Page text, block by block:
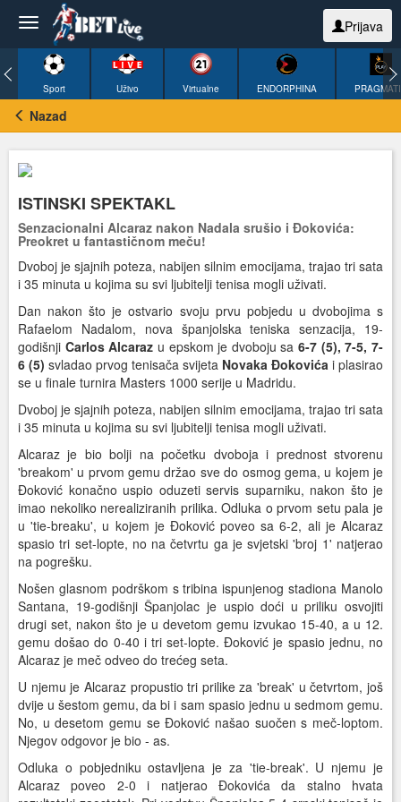
Prijava
Sport Uživo Virtualne ENDORPHINA
Nazad
ISTINSKI SPEKTAKL
Senzacionalni Alcaraz nakon Nadala srušio i Đokovića:
Preokret u fantastičnom meču!
Dvoboj je sjajnih poteza, nabijen silnim emocijama, trajao tri sata
i 35 minuta u kojima su svi ljubitelji tenisa mogli uživati.
Dan nakon što je ostvario svoju prvu pobjedu u dvobojima s
Rafaelom Nadalom, nova španjolska teniska senzacija, 19-
godišnji Carlos Alcaraz u epskom je dvoboju sa6-7 (5), 7-5, 7-
6 (5) svladao prvog tenisača svijeta Novaka Đokovića i plasirao
se u finale turnira Masters 1000 serije u Madridu.
Dvoboj je sjajnih poteza, nabijen silnim emocijama, trajao tri sata
i 35 minuta u kojima su svi ljubitelji tenisa mogli uživati.
Alcaraz je bio bolji na početku dvoboja i prednost stvorenu
'breakom' u prvom gemu držao sve do osmog gema, u kojem je
Đoković konačno uspio oduzeti servis suparniku, nakon što je
imao nekoliko nerealiziranih prilika. Odluka o prvom setu pala je
u 'tie-breaku', u kojem je Đoković poveo sa 6-2, ali je Alcaraz
spasio tri set-lopte, no na četvrtu ga je svjetski 'broj 1' natjerao
na pogrešku.
Nošen glasnom podrškom s tribina ispunjenog stadiona Manolo
Santana, 19-godišnji Španjolac je uspio doći u priliku osvojiti
drugi set, nakon što je u devetom gemu izvukao 15-40, a u 12.
gemu došao do 0-40 i tri set-lopte. Đoković je spasio jednu, no
Alcaraz je meč odveo do trećeg seta.
U njemu je Alcaraz propustio tri prilike za 'break' u četvrtom, još
dvije u šestom gemu, da bi i sam spasio jednu u sedmom gemu.
No, u desetom gemu se Đoković našao suočen s meč-loptom.
Njegov odgovor je bio - as.
Odluka o pobjedniku ostavljena je za 'tie-break'. U njemu je
Alcaraz poveo 2-0 i natjerao Đokovića da stalno hvata